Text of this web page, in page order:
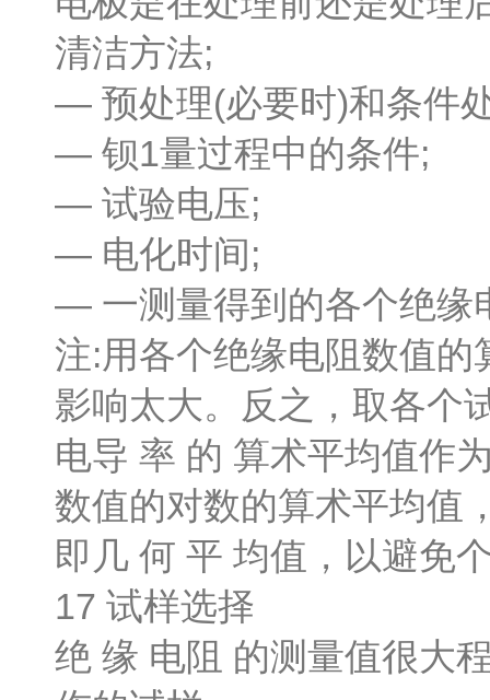
清洁方法;
— 预处理(必要时)和条件
— 钡1量过程中的条件;
— 试验电压;
— 电化时间;
— 一测量得到的各个绝缘
注:用各个绝缘电阻数值
影响太大。反之，取各个
电导 率 的 算术平均值作
数值的对数的算术平均值
即几 何 平 均值，以避免
17 试样选择
绝 缘 电阻 的测量值很大